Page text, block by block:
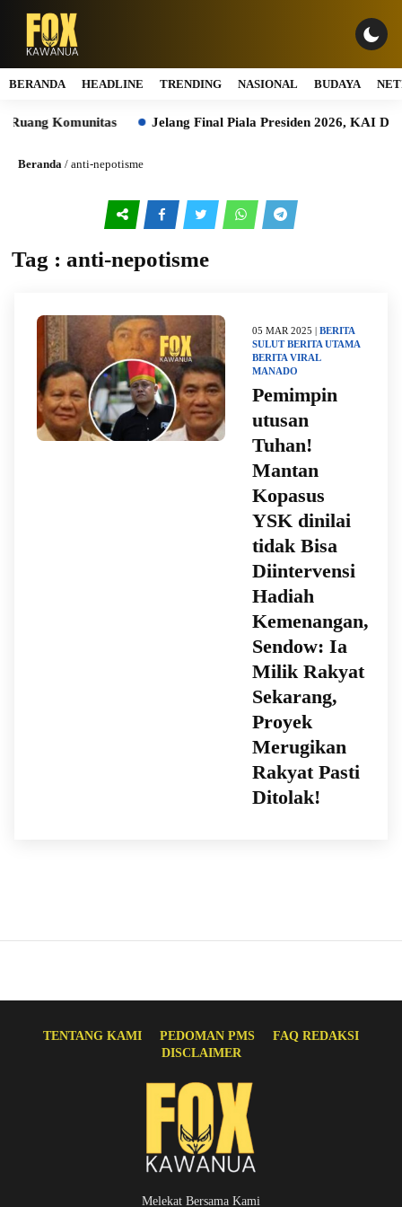
BERANDA HEADLINE TRENDING NASIONAL BUDAYA
Komunitas Jelang Final Piala Presiden 2026, KAI
Beranda / anti-nepotisme
Tag : anti-nepotisme
05 MAR 2025 | BERITA
SULUT BERITA UTAMA
BERITA VIRAL
MANADO
Pemimpin
utusan
Tuhan!
Mantan
Kopasus
YSK dinilai
tidak Bisa
Diintervensi
Hadiah
Kemenangan,
Sendow: Ia
Milik Rakyat
Sekarang,
Proyek
Merugikan
Rakyat Pasti
Ditolak!
TENTANG KAMI PEDOMAN PMS
FAQ REDAKSI
DISCLAIMER
Melekat Bersama Kami